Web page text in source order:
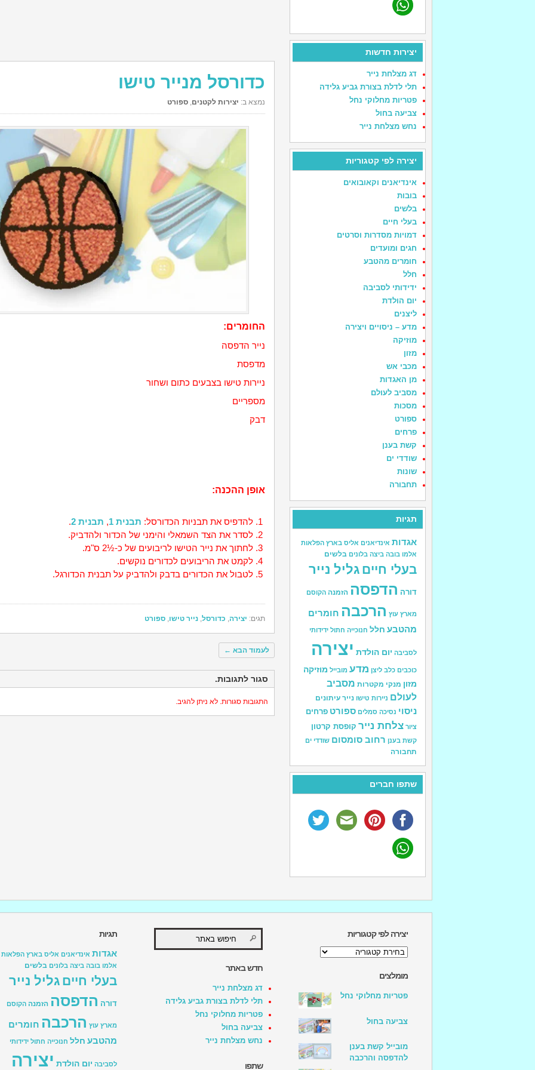
כדורסל מנייר טישו
נמצא ב: יצירות לקטנים,ספורט
החומרים:
נייר הדפסה
מדפסת
ניירות טישו בצבעים כתום ושחור
מספריים
דבק
אופן ההכנה:
להדפיס את תבניות הכדורסל: תבנית 1 , תבנית 2 .
לסדר את הצד השמאלי והימני של הכדור ולהדביק.
לחתוך את נייר הטישו לריבועים של כ-½2 ס"מ.
לקמט את הריבועים לכדורים נוקשים.
לטבול את הכדורים בדבק ולהדביק על תבנית הכדורגל.
תגים: יצירה, כדורסל,נייר טישו,ספורט
לעמוד הבא ←
סגור לתגובות.
התגובות סגורות. לא ניתן להגיב.
יצירות חדשות
דג מצלחת נייר
תלי לדלת בצורת גביע גלידה
פטריות מחלוקי נחל
צביעה בחול
נחש מצלחת נייר
יצירה לפי קטגוריות
אינדיאנים וקאובואים
בובות
בלשים
בעלי חיים
דמויות מסדרות וסרטים
חגים ומועדים
חומרים מהטבע
חלל
ידידותי לסביבה
יום הולדת
ליצנים
מדע – ניסויים ויצירה
מוזיקה
מזון
מכבי אש
מן האגדות
מסביב לעולם
מסכות
ספורט
פרחים
קשת בענן
שודדי ים
שונות
תחבורה
תגיות
אגדות אינדיאנים אליס בארץ הפלאות
אלמו בובה ביצה בלונים בלשים
בעלי חיים גליל נייר
דורה הדפסה הזמנה הקוסם
מארץ עוץ הרכבה חומרים
מהטבע חלל חנוכייה חתול ידידותי
לסביבה יום הולדת יצירה
כוכבים כלב ליצן מדע מובייל מוזיקה
מזון מנקי מקטרות מסביב
לעולם ניירות טישו נייר עיתונים
ניסוי נסיכה סמלים ספורט פרחים
ציור צלחת נייר קופסת קרטון
קשת בענן רחוב סומסום שודדי ים
תחבורה
שתפו חברים
תגיות
אגדות אינדיאנים אליס בארץ הפלאות
אלמו בובה ביצה בלונים בלשים
בעלי חיים גליל נייר
דורה הדפסה הזמנה הקוסם
מארץ עוץ הרכבה חומרים
מהטבע חלל חנוכייה חתול ידידותי
לסביבה יום הולדת יצירה
חדש באתר
דג מצלחת נייר
תלי לדלת בצורת גביע גלידה
פטריות מחלוקי נחל
צביעה בחול
נחש מצלחת נייר
שתפו
יצירה לפי קטגוריות
יצירה
קטגוריות
מומלצים
פטריות מחלוקי נחל
צביעה בחול
מובייל קשת בענן
להדפסה והרכבה